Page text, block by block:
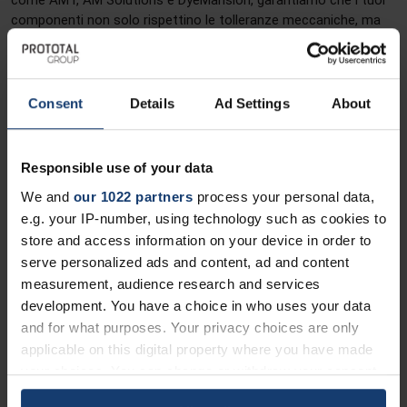
Consent Details Ad Settings About
Responsible use of your data
We and our 1022 partners process your personal data,
e.g. your IP-number, using technology such as cookies to
store and access information on your device in order to
serve personalized ads and content, ad and content
measurement, audience research and services
development. You have a choice in who uses your data
and for what purposes. Your privacy choices are only
applicable on this digital property where you have made
your choices. You can change or withdraw your consent
any time from the Cookie Declaration or by clicking on
componenti non solo rispettino le tolleranze meccaniche, ma
raggiungano anche la resilienza specifica richiesta dal tuo
progetto.
Scopri i post-process
Schede tecniche in sintesi
L
S
trazione (MPa)
(MPa)